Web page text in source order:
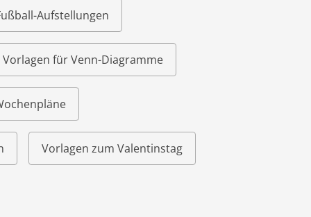
Aufstellungen
Vorlagen für Venn-Diagramme
Vorlagen zum Valentinstag